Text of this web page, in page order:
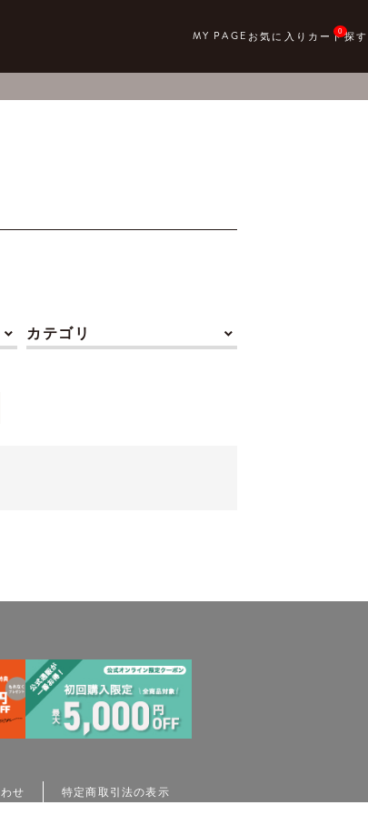
0
カテゴリ
せ 特定商取引法の表示